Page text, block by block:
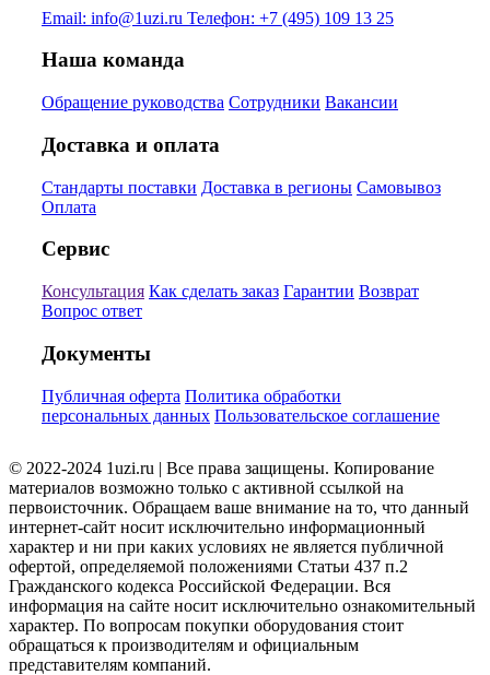
Email: info@1uzi.ru Телефон: +7 (495) 109 13 25
Наша команда
Обращение руководства Сотрудники Вакансии
Доставка и оплата
Стандарты поставки Доставка в регионы Самовывоз
Оплата
Сервис
Консультация Как сделать заказ Гарантии Возврат
Вопрос ответ
Документы
Публичная оферта Политика обработки
персональных данных Пользовательское соглашение
© 2022-2024 1uzi.ru | Все права защищены. Копирование
материалов возможно только с активной ссылкой на
первоисточник. Обращаем ваше внимание на то, что данный
интернет-сайт носит исключительно информационный
характер и ни при каких условиях не является публичной
офертой, определяемой положениями Статьи 437 п.2
Гражданского кодекса Российской Федерации. Вся
информация на сайте носит исключительно ознакомительный
характер. По вопросам покупки оборудования стоит
обращаться к производителям и официальным
представителям компаний.